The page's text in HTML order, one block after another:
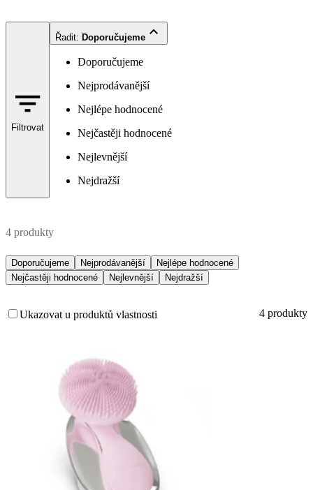
Filtrovat
Řadit: Doporučujeme
Doporučujeme
Nejprodávanější
Nejlépe hodnocené
Nejčastěji hodnocené
Nejlevnější
Nejdražší
4 produkty
Doporučujeme Nejprodávanější
Nejlépe hodnocené
Nejčastěji hodnocené
Nejlevnější Nejdražší
Ukazovat u produktů vlastnosti 4 produkty